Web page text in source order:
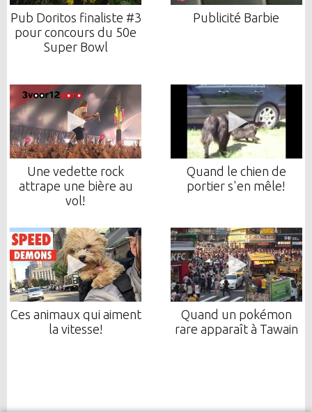
Pub Doritos finaliste #3
pour concours du 50e
Super Bowl
Publicité Barbie
Une vedette rock
attrape une bière au
vol!
Quand le chien de
portier s'en mêle!
Ces animaux qui aiment
la vitesse!
Quand un pokémon
rare apparaît à Tawain